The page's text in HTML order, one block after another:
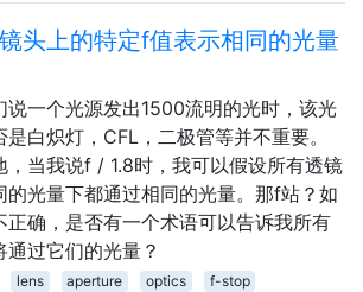
头上的特定f值表示相同的光量
说一个光源发出1500流明的光时，该光
是白炽灯，CFL，二极管等并不重要。
，当我说f / 1.8时，我可以假设所有透镜
的光量下都通过相同的光量。那f站？如
正确，是否有一个术语可以告诉我所有
通过它们的光量？
lens aperture optics
f-stop